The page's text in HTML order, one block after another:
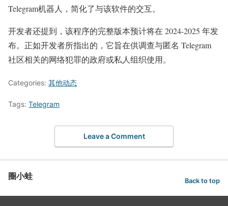
Telegram机器人，简化了与该软件的交互。
开发者还提到，该程序的完整版本预计将在 2024-2025 年发
布。正如开发者所指出的，它旨在供调查与匿名 Telegram
社区相关的网络犯罪的政府或私人组织使用。
Categories: 其他动态
Tags: Telegram
Leave a Comment
圈小蛙 Back to top